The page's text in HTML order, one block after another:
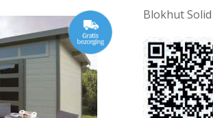
Blokhut